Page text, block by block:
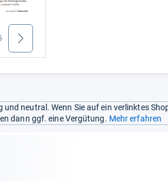
weiter
und neutral. Wenn Sie auf ein verlinktes
dann ggf. eine Vergütung. Mehr erfahren